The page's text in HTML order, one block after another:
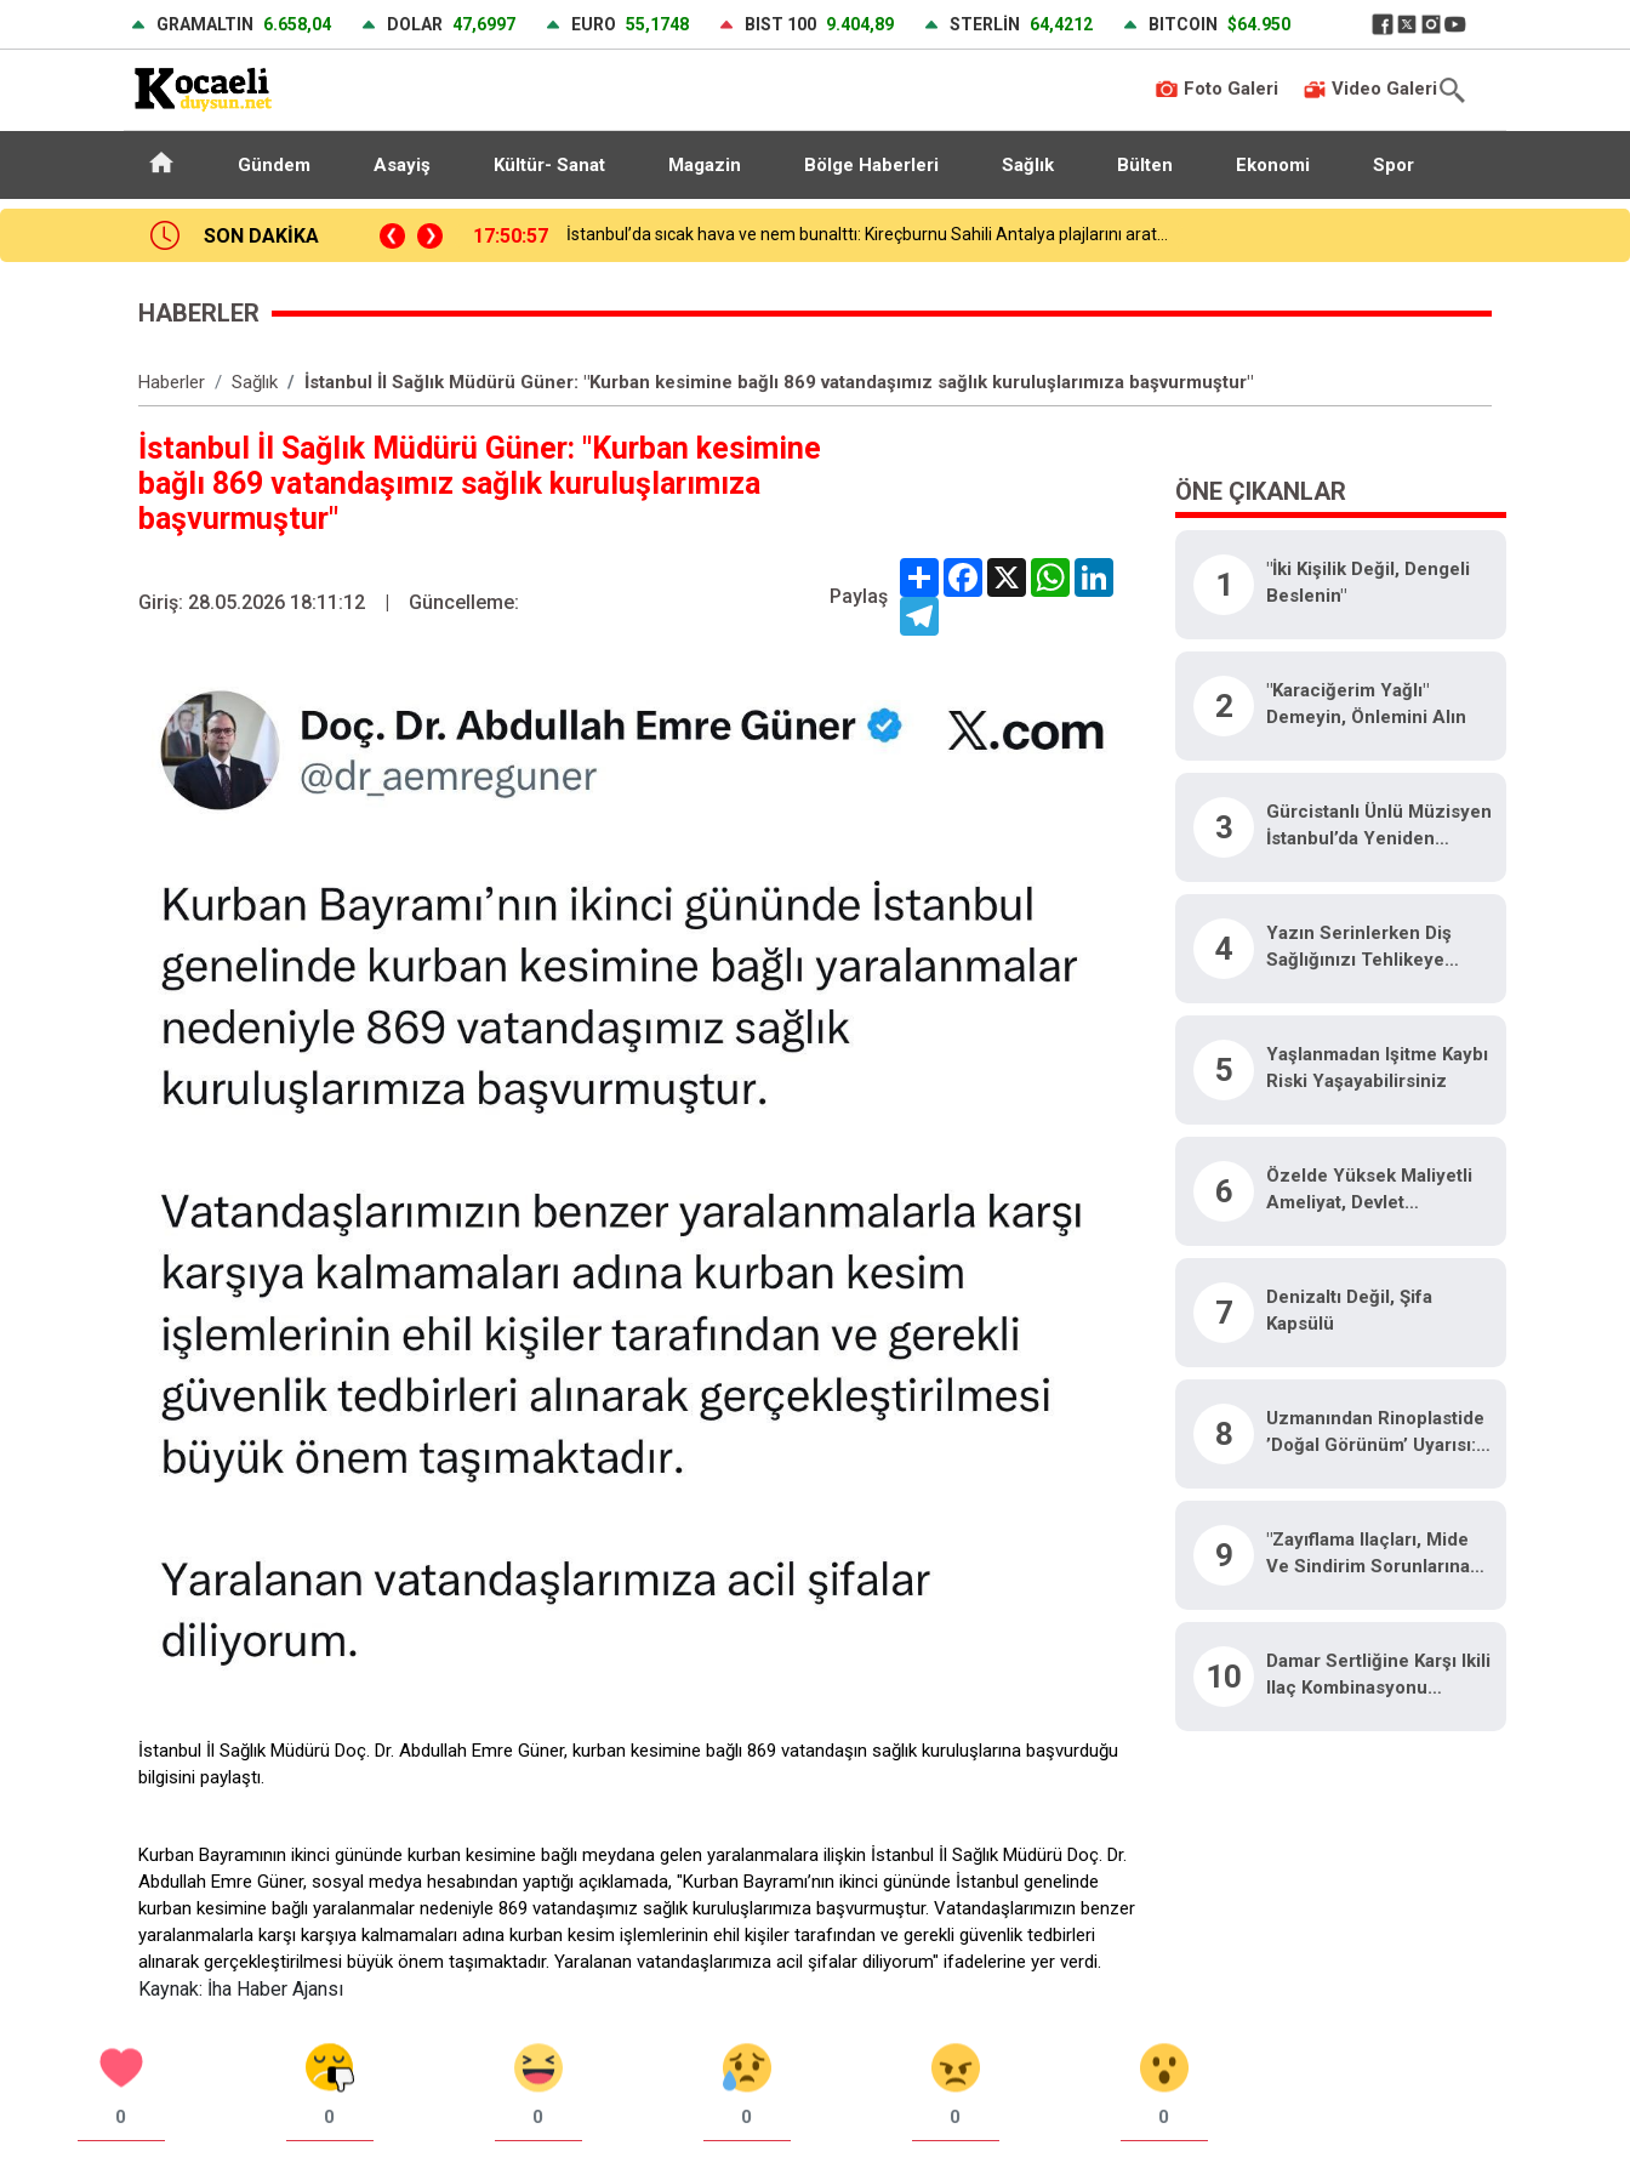
GRAMALTIN 6.658,04 DOLAR 47,6997 EURO 55,1748 BIST 100 9.404,89 STERLİN 64,4212 BITCOIN $64.950
Foto Galeri Video Galeri
Gündem Asayiş Kültür- Sanat Magazin Bölge Haberleri Sağlık Bülten Ekonomi Spor
SON DAKİKA İstanbul’da sıcak hava ve nem bunalttı: Kireçburnu Sahili Antalya plajlarını aratmadı 17:27:51 14 yaşındaki çocuğun ölümünde tutuklanan şüphelinin babası ilk kez konuştu
HABERLER
Haberler Sağlık İstanbul İl Sağlık Müdürü Güner: "Kurban kesimine bağlı 869 vatandaşımız sağlık kuruluşlarımıza başvurmuştur"
İstanbul İl Sağlık Müdürü Güner: "Kurban kesimine
bağlı 869 vatandaşımız sağlık kuruluşlarımıza
başvurmuştur"
Giriş: 28.05.2026 18:11:12 | Güncelleme: Paylaş
ShareFacebook
X WhatsAppLinkedIn
Telegram
İstanbul İl Sağlık Müdürü Doç. Dr. Abdullah Emre Güner, kurban kesimine bağlı 869 vatandaşın sağlık kuruluşlarına başvurduğu
bilgisini paylaştı.
Kurban Bayramının ikinci gününde kurban kesimine bağlı meydana gelen yaralanmalara ilişkin İstanbul İl Sağlık Müdürü Doç. Dr.
Abdullah Emre Güner, sosyal medya hesabından yaptığı açıklamada, "Kurban Bayramı’nın ikinci gününde İstanbul genelinde
kurban kesimine bağlı yaralanmalar nedeniyle 869 vatandaşımız sağlık kuruluşlarımıza başvurmuştur. Vatandaşlarımızın benzer
yaralanmalarla karşı karşıya kalmamaları adına kurban kesim işlemlerinin ehil kişiler tarafından ve gerekli güvenlik tedbirleri
alınarak gerçekleştirilmesi büyük önem taşımaktadır. Yaralanan vatandaşlarımıza acil şifalar diliyorum" ifadelerine yer verdi.
Kaynak: İha Haber Ajansı
0 0 0 0 0 0
ÖNE ÇIKANLAR
1
"İki Kişilik Değil, Dengeli
Beslenin"
2
"Karaciğerim Yağlı"
Demeyin, Önlemini Alın
3
Gürcistanlı Ünlü Müzisyen
İstanbul’da Yeniden
Çıkacağım"
4
Yazın Serinlerken Diş
Sağlığınızı Tehlikeye
5
Yaşlanmadan Işitme Kaybı
Riski Yaşayabilirsiniz
6
Özelde Yüksek Maliyetli
Ameliyat, Devlet
7
Denizaltı Değil, Şifa
Kapsülü
8
Uzmanından Rinoplastide
’doğal Görünüm’ Uyarısı:
9
"Zayıflama Ilaçları, Mide
Ve Sindirim Sorunlarına
10
Damar Sertliğine Karşı Ikili
Ilaç Kombinasyonu